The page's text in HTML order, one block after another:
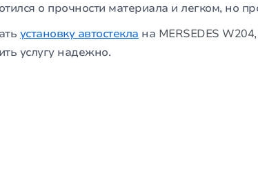
о прочности материала и легком, но
установкуавтостекла на MERSEDES
услугу надежно.